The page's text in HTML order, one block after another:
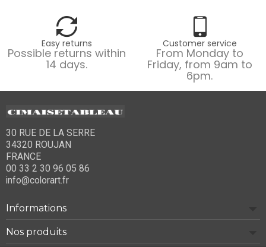
Easy returns
Possible returns within
14 days.
Customer service
From Monday to
Friday, from 9am to
6pm.
30 RUE DE LA SERRE
34320 ROUJAN
FRANCE
00 33 2 30 96 05 86
info@colorart.fr
Informations
Nos produits